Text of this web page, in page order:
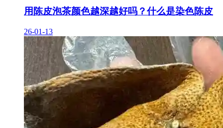
用陈皮泡茶颜色越深越好吗？什么是染色陈皮
26-01-13